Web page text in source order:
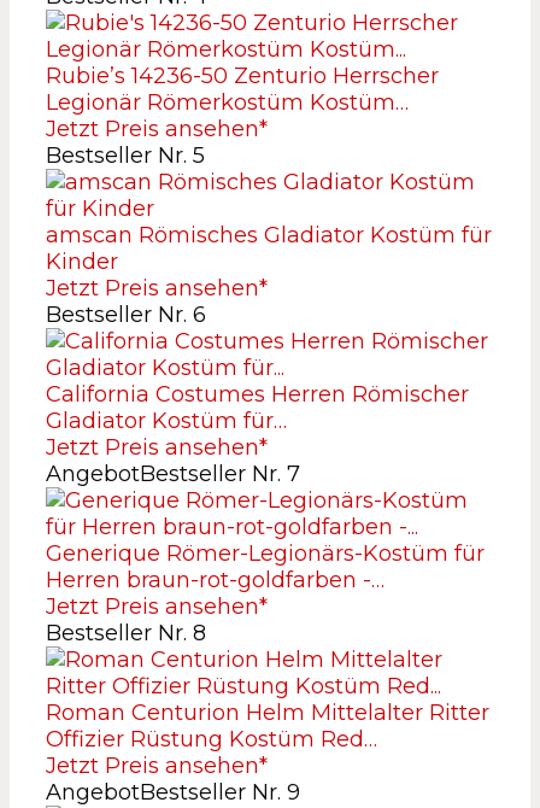
Rubie’s 14236-50 Zenturio Herrscher
Legionär Römerkostüm Kostüm…
Jetzt Preis ansehen*
Bestseller Nr. 5
amscan Römisches Gladiator Kostüm für
Kinder
Jetzt Preis ansehen*
Bestseller Nr. 6
California Costumes Herren Römischer
Gladiator Kostüm für…
Jetzt Preis ansehen*
AngebotBestseller Nr. 7
Generique Römer-Legionärs-Kostüm für
Herren braun-rot-goldfarben -…
Jetzt Preis ansehen*
Bestseller Nr. 8
Roman Centurion Helm Mittelalter Ritter
Offizier Rüstung Kostüm Red…
Jetzt Preis ansehen*
AngebotBestseller Nr. 9